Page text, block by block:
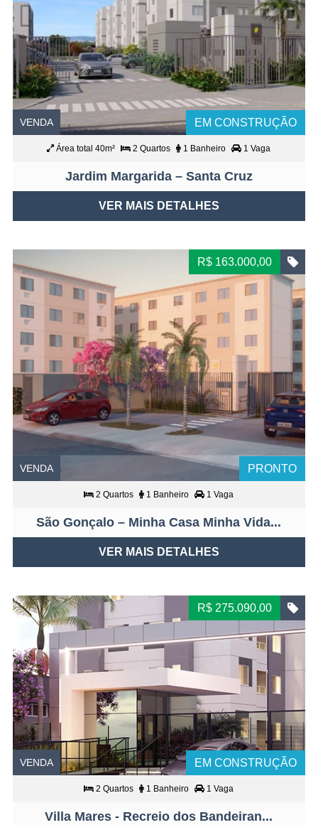
EM CONSTRUÇÃO
VENDA
Área total 40m² 2 Quartos 1 Banheiro 1 Vaga
Jardim Margarida – Santa Cruz
VER MAIS DETALHES
PRONTO
R$ 163.000,00
VENDA
2 Quartos 1 Banheiro 1 Vaga
São Gonçalo – Minha Casa Minha Vida...
VER MAIS DETALHES
EM CONSTRUÇÃO
R$ 275.090,00
VENDA
2 Quartos 1 Banheiro 1 Vaga
Villa Mares - Recreio dos Bandeiran...